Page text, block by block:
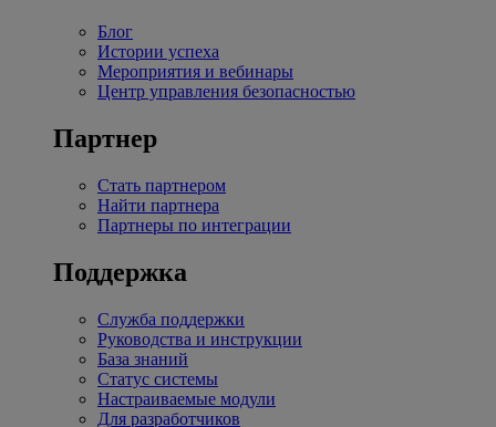
Блог
Истории успеха
Мероприятия и вебинары
Центр управления безопасностью
Партнер
Стать партнером
Найти партнера
Партнеры по интеграции
Поддержка
Служба поддержки
Руководства и инструкции
База знаний
Статус системы
Настраиваемые модули
Для разработчиков